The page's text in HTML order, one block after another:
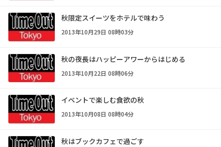
秋限定スイーツをホテルで味わう
2013年10月29日 08時03分
秋の夜長はハッピーアワーからはじめる
2013年10月22日 08時06分
イベントで楽しむ食欲の秋
2013年10月08日 08時04分
秋はブックカフェで過ごす